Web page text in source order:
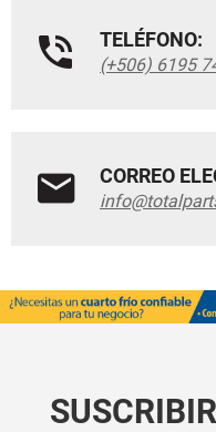
TELÉFONO:
(+506) 6195
CORREO